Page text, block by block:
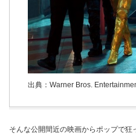
出典：Warner Bros.
そんな公開間近の映画からポップで